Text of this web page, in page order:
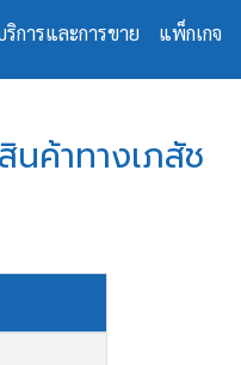
ริการและการขาย แพ็กเกจ
ค้าทางเภสัช